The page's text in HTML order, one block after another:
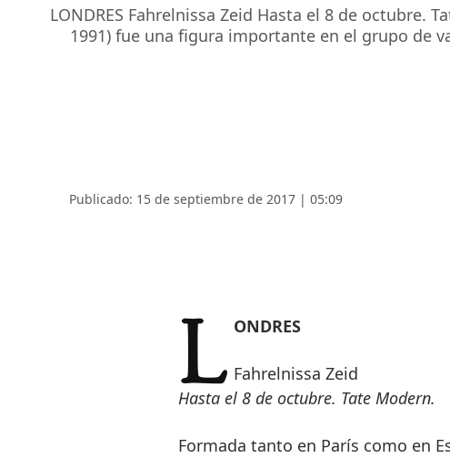
LONDRES Fahrelnissa Zeid Hasta el 8 de octubre.
1991) fue una figura importante en el grupo de
Publicado: 15 de septiembre de 2017 | 05:09
LONDRES
Fahrelnissa Zeid
Hasta el 8 de octubre. Tate Modern.
Formada tanto en París como en